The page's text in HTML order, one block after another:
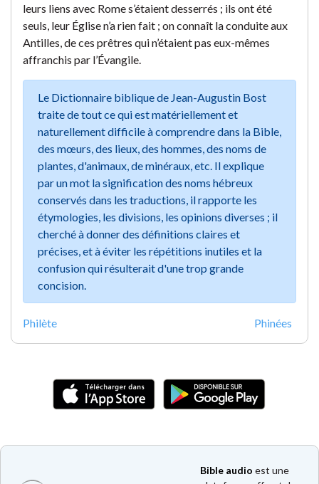
leurs liens avec Rome s’étaient desserrés ; ils ont été
seuls, leur Église n’a rien fait ; on connaît la conduite aux
Antilles, de ces prêtres qui n’étaient pas eux-mêmes
affranchis par l’Évangile.
Le Dictionnaire biblique de Jean-Augustin Bost
traite de tout ce qui est matériellement et
naturellement difficile à comprendre dans la Bible,
des mœurs, des lieux, des hommes, des noms de
plantes, d'animaux, de minéraux, etc. Il explique
par un mot la signification des noms hébreux
conservés dans les traductions, il rapporte les
étymologies, les divisions, les opinions diverses ; il
cherché à donner des définitions claires et
précises, et à éviter les répétitions inutiles et la
confusion qui résulterait d'une trop grande
concision.
Philète Phinées
Bible audio est une